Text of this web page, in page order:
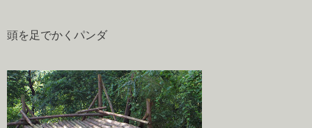
頭を足でかくパンダ